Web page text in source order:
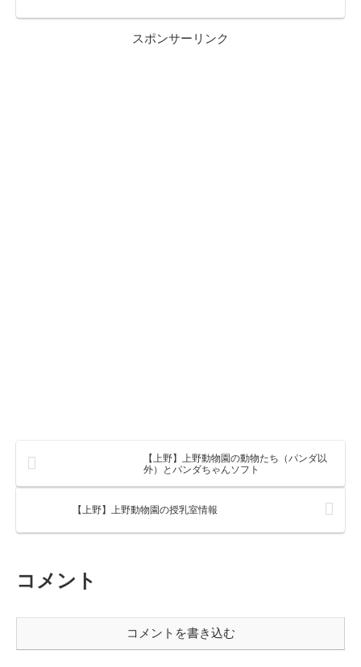
スポンサーリンク
【上野】上野動物園の動物たち（パンダ以
外）とパンダちゃんソフト
【上野】上野動物園の授乳室情報
コメント
コメントを書き込む